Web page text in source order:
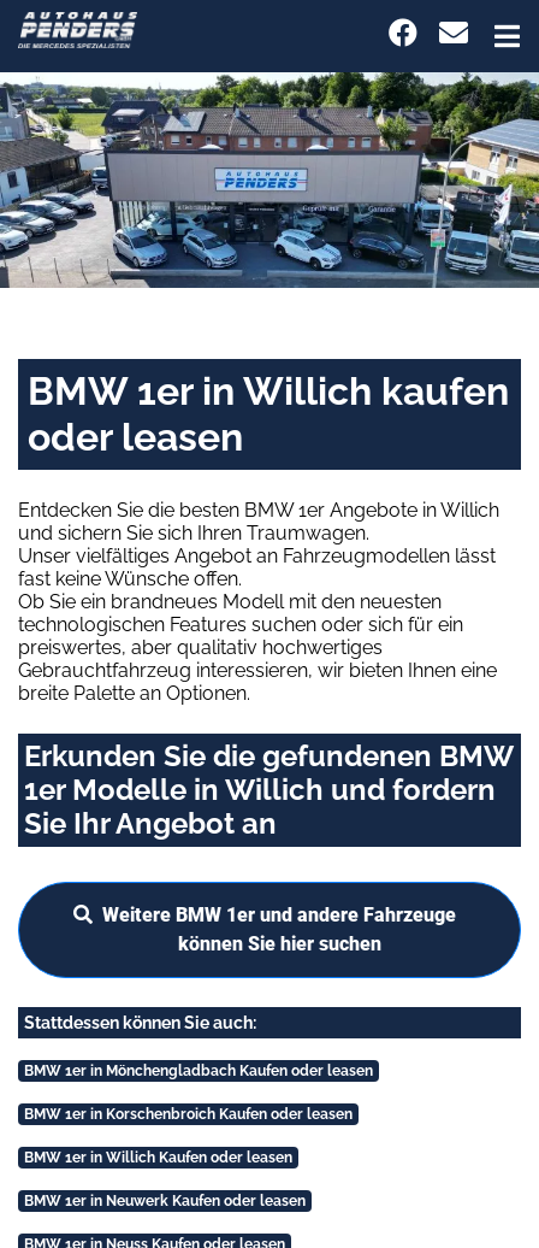
BMW 1er in Willich kaufen
oder leasen
Entdecken Sie die besten BMW 1er Angebote in Willich
und sichern Sie sich Ihren Traumwagen.
Unser vielfältiges Angebot an Fahrzeugmodellen lässt
fast keine Wünsche offen.
Ob Sie ein brandneues Modell mit den neuesten
technologischen Features suchen oder sich für ein
preiswertes, aber qualitativ hochwertiges
Gebrauchtfahrzeug interessieren, wir bieten Ihnen eine
breite Palette an Optionen.
Erkunden Sie die gefundenen BMW
1er Modelle in Willich und fordern
Sie Ihr Angebot an
Weitere BMW 1er und andere Fahrzeuge
können Sie hier suchen
Stattdessen können Sie auch:
BMW 1er in Mönchengladbach Kaufen oder leasen
BMW 1er in Korschenbroich Kaufen oder leasen
BMW 1er in Willich Kaufen oder leasen
BMW 1er in Neuwerk Kaufen oder leasen
BMW 1er in Neuss Kaufen oder leasen